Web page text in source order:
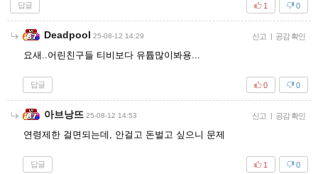
답글 0
1
Deadpool 25-08-12 14:29 신고 | 공감 확인
요새..어린친구들 티비보다 유튭많이봐용...
답글 0
0
아브낭뜨 25-08-12 14:53 신고 | 공감 확인
연령제한 걸면되는데, 안걸고 돈벌고 싶으니 문제
답글 0
1